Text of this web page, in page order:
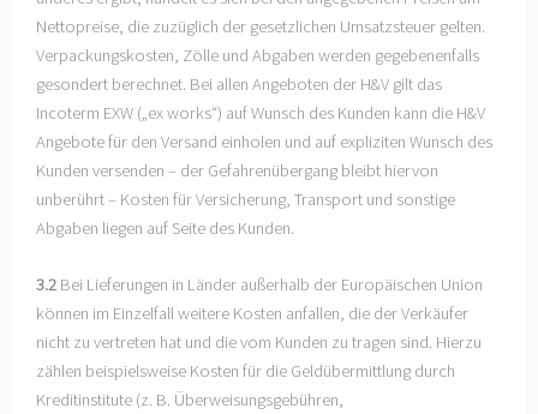
Nettopreise, die zuzüglich der gesetzlichen Umsatzsteuer gelten.
Verpackungskosten, Zölle und Abgaben werden gegebenenfalls
gesondert berechnet. Bei allen Angeboten der H&V gilt das
Incoterm EXW („ex works“) auf Wunsch des Kunden kann die H&V
Angebote für den Versand einholen und auf expliziten Wunsch des
Kunden versenden – der Gefahrenübergang bleibt hiervon
unberührt – Kosten für Versicherung, Transport und sonstige
Abgaben liegen auf Seite des Kunden.
3.2 Bei Lieferungen in Länder außerhalb der Europäischen Union
können im Einzelfall weitere Kosten anfallen, die der Verkäufer
nicht zu vertreten hat und die vom Kunden zu tragen sind. Hierzu
zählen beispielsweise Kosten für die Geldübermittlung durch
Kreditinstitute (z. B. Überweisungsgebühren,